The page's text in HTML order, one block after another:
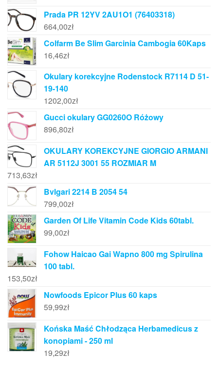
Prada PR 12YV 2AU1O1 (76403318)
664,00zł
Colfarm Be Slim Garcinia Cambogia 60Kaps
16,46zł
Okulary korekcyjne Rodenstock R7114 D 51-
19-140
1202,00zł
Gucci okulary GG0260O Różowy
896,80zł
OKULARY KOREKCYJNE GIORGIO ARMANI
AR 5112J 3001 55 ROZMIAR M
713,63zł
Bvlgari 2214 B 2054 54
799,00zł
Garden Of Life Vitamin Code Kids 60tabl.
99,00zł
Fohow Haicao Gai Wapno 800 mg Spirulina
100 tabl.
153,50zł
Nowfoods Epicor Plus 60 kaps
59,99zł
Końska Maść Chłodząca Herbamedicus z
konopiami - 250 ml
19,29zł